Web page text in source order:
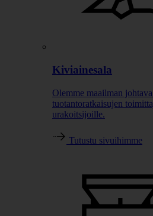
Kiviainesala
Olemme maailman
tuotantoratkaisujen
urakoitsijoille.
Tutustu sivuihimme